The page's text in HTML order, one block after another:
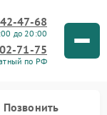
47-68
до 20:00
71-75
по РФ
Позвонить